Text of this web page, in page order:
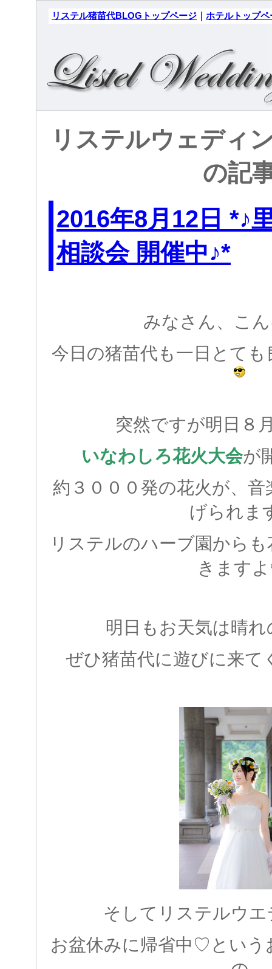
リステル猪苗代BLOGトップページ ｜ ホテルトップペ
リステルウェディ
の記
2016年8月12日 *♪
相談会 開催中♪*
みなさん、こ
今日の猪苗代も一日とて
突然ですが明日８
いなわしろ花火大会が
約３０００発の花火が、
げられま
リステルのハーブ園から
きますよ
明日もお天気は晴
ぜひ猪苗代に遊びに来て
そしてリステルウ
お盆休みに帰省中♡という